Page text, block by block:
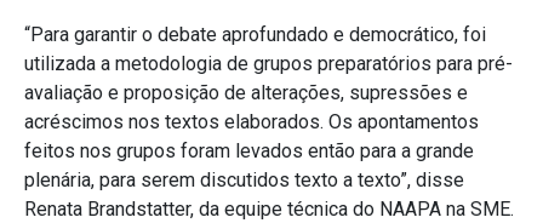
“Para garantir o debate aprofundado e democrático, foi
utilizada a metodologia de grupos preparatórios para pré-
avaliação e proposição de alterações, supressões e
acréscimos nos textos elaborados. Os apontamentos
feitos nos grupos foram levados então para a grande
plenária, para serem discutidos texto a texto”, disse
Renata Brandstatter, da equipe técnica do NAAPA na SME.